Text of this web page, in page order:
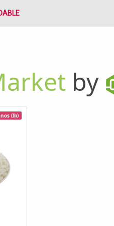
by
(lb)